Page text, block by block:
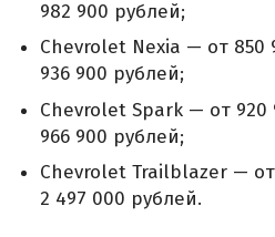
982 900 рублей;
Chevrolet Nexia — от 850
936 900 рублей;
Chevrolet Spark — от 920
966 900 рублей;
Chevrolet Trailblazer —
2 497 000 рублей.